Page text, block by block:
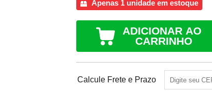
Apenas 1 unidade em estoque
ADICIONAR AO
CARRINHO
Calcule Frete e Prazo